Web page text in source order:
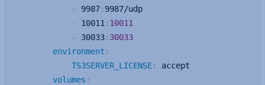
-
9987: 9987/udp
-
10011 : 10011
-
30033: 30033
environment :
TS3SERVER_LICENSE:
accept
volumes :